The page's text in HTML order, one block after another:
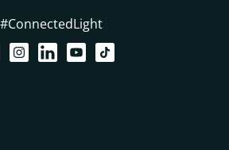
#ConnectedLight